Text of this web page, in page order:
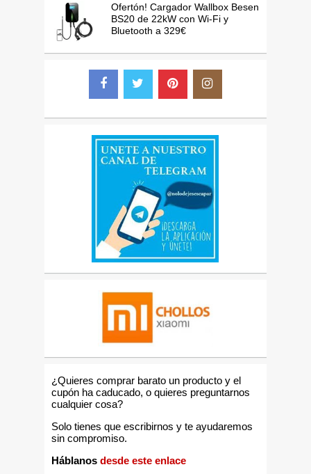
Ofertón! Cargador Wallbox Besen
BS20 de 22kW con Wi-Fi y
Bluetooth a 329€
¿Quieres comprar barato un producto y el
cupón ha caducado, o quieres preguntarnos
cualquier cosa?
Solo tienes que escribirnos y te ayudaremos
sin compromiso.
Háblanos desde este enlace